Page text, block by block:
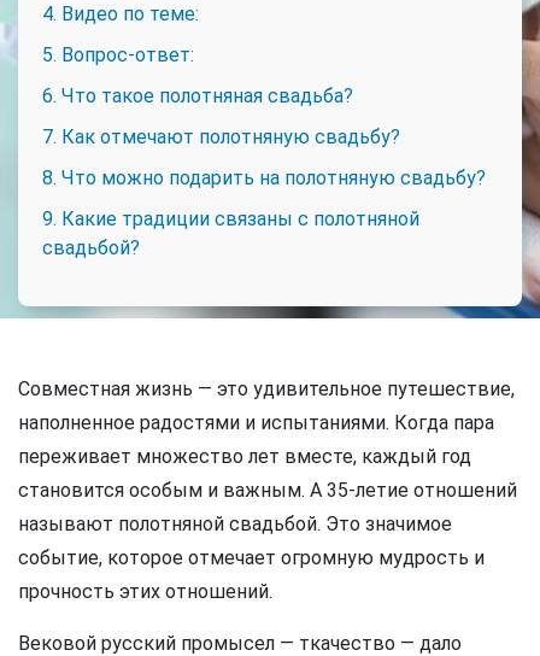
4. Видео по теме:
5. Вопрос-ответ:
6. Что такое полотняная свадьба?
7. Как отмечают полотняную свадьбу?
8. Что можно подарить на полотняную свадьбу?
9. Какие традиции связаны с полотняной
свадьбой?
Совместная жизнь — это удивительное путешествие,
наполненное радостями и испытаниями. Когда пара
переживает множество лет вместе, каждый год
становится особым и важным. А 35-летие отношений
называют полотняной свадьбой. Это значимое
событие, которое отмечает огромную мудрость и
прочность этих отношений.
Вековой русский промысел — ткачество — дало